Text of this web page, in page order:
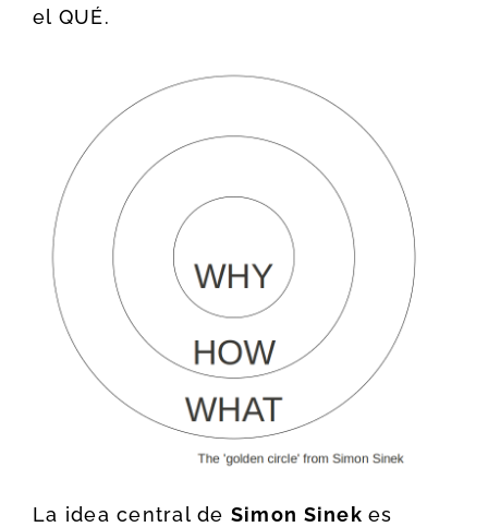
el QUÉ.
La idea central de Simon Sinek es